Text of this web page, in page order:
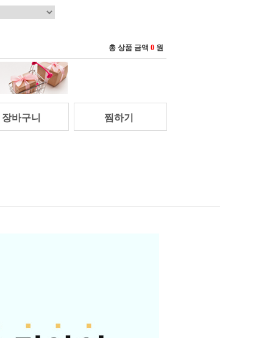
총 상품 금액 0 원
장바구니 찜하기